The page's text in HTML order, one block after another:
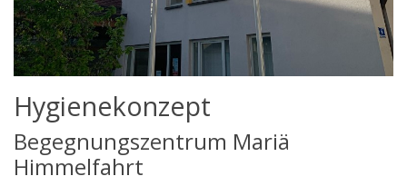
Hygienekonzept
Begegnungszentrum Mariä
Himmelfahrt